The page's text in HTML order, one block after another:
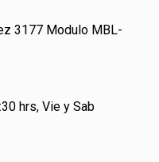
3177 Modulo MBL-
hrs, Vie y Sab